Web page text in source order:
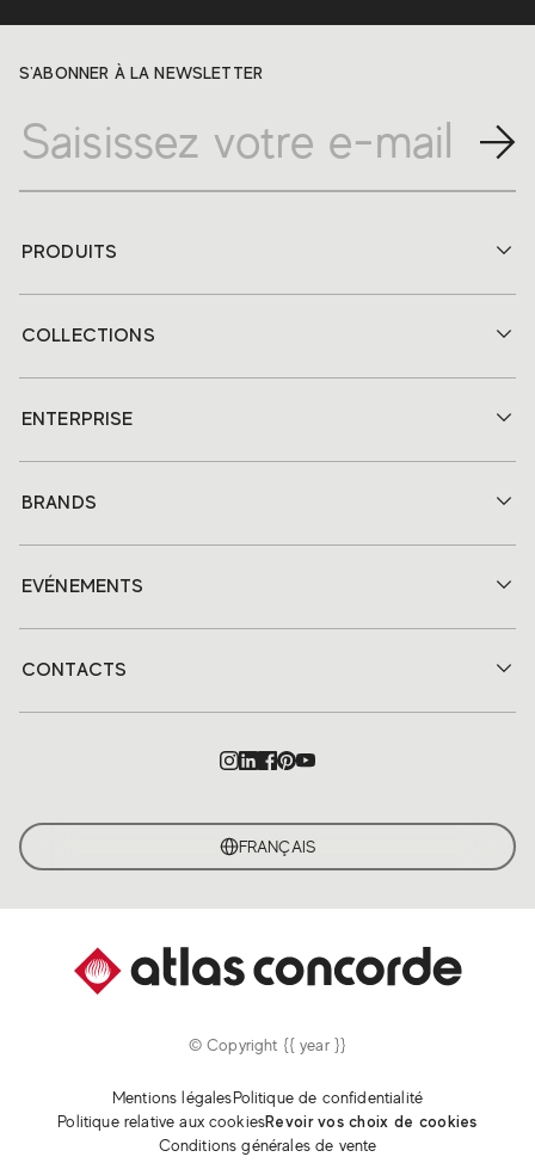
S'ABONNER À LA NEWSLETTER
PRODUITS
COLLECTIONS
ENTERPRISE
BRANDS
EVÉNEMENTS
CONTACTS
FRANÇAIS
© Copyright {{ year }}
Mentions légalesPolitique de confidentialité
Politique relative aux cookiesRevoir vos choix de cookies
Conditions générales de vente